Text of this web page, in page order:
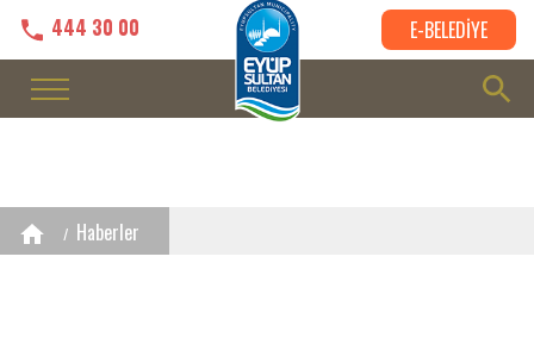
444 30 00 E-BELEDİYE
Haberler